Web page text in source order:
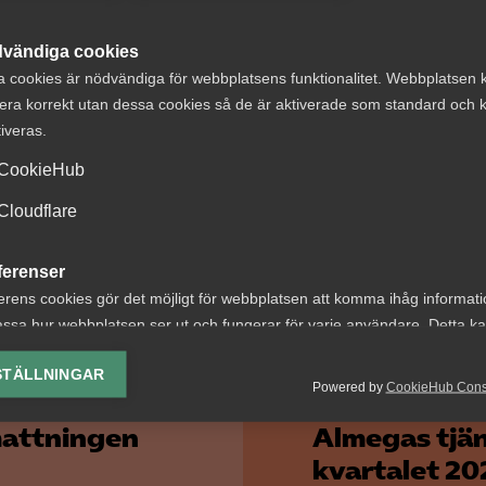
cookies
cookies är nödvändiga för webbplatsens funktionalitet. Webbplatsen
korrekt utan dessa cookies så de är aktiverade som standard och
cookies gör det möjligt för webbplatsen att komma ihåg
hur webbplatsen ser ut och fungerar för varje användare. Detta
av vald valuta, region, språk eller färgschema.
cookies
hjälper oss förbättra webbplatsen genom att samla
om hur den används.
Powered by CookieHub
på spel. Det är viktigt att friheten att dela data över
värnas, särskilt för ett land som Sverige där IT-
är en viktig jobbmotor, avslutar Andreas
Friare dataflöden kan skapa 500 000 nya jobb
Almegas
kvartalet